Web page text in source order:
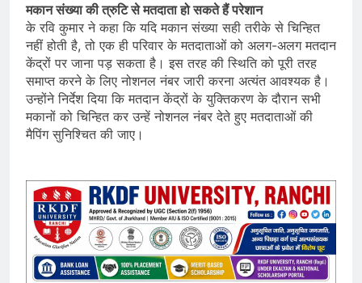
मकान संख्या की त्रुटि से मतदाता हो सकते हैं परेशान
के रवि कुमार ने कहा कि यदि मकान संख्या सही तरीके से चिन्हित
नहीं होती है, तो एक ही परिवार के मतदाताओं को अलग-अलग मतदान
केंद्रों पर जाना पड़ सकता है। इस तरह की स्थिति को पूरी तरह
समाप्त करने के लिए नोशनल नंबर जारी करना अत्यंत आवश्यक है।
उन्होंने निर्देश दिया कि मतदान केंद्रों के युक्तिकरण के दौरान सभी
मकानों को चिन्हित कर उन्हें नोशनल नंबर देते हुए मतदाताओं की
मैपिंग सुनिश्चित की जाए।